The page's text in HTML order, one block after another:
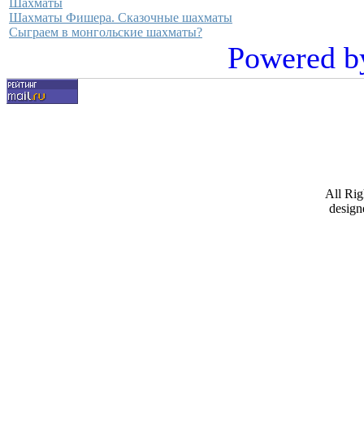
Шахматы
Шахматы Фишера. Сказочные шахматы
Сыграем в монгольские шахматы?
Powered
All